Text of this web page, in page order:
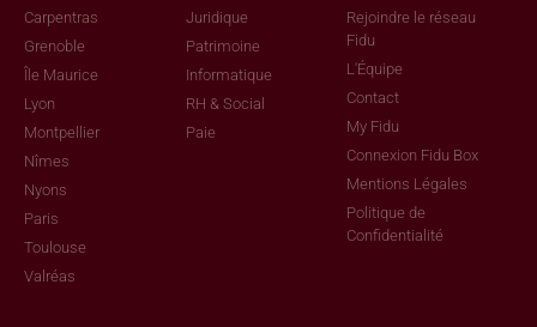
Carpentras
Grenoble
Île Maurice
Lyon
Montpellier
Nîmes
Nyons
Paris
Toulouse
Valréas
Juridique
Patrimoine
Informatique
RH & Social
Paie
Rejoindre le réseau
Fidu
L'Équipe
Contact
My Fidu
Connexion Fidu Box
Mentions Légales
Politique de
Confidentialité